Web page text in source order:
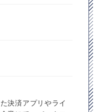
決済アプリやライ